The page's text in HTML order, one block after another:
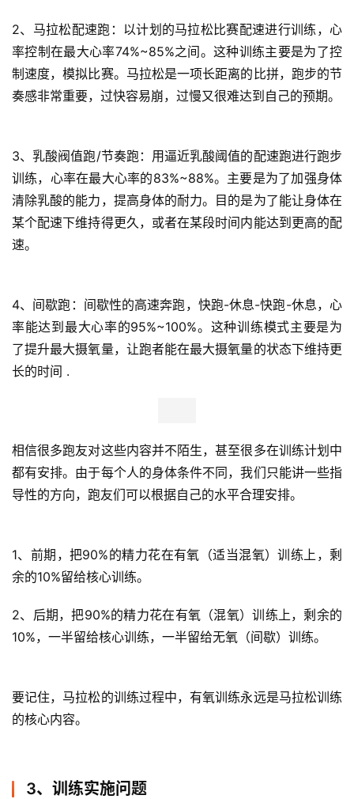
比
观
察
装
备
练
视
频
精
选
运
2、马拉松配速跑：以计划的马拉松比赛配速进行训练，心
率控制在最大心率74%~85%之间。这种训练主要是为了控
制速度，模拟比赛。马拉松是一项长距离的比拼，跑步的节
奏感非常重要，过快容易崩，过慢又很难达到自己的预期。
3、乳酸阀值跑/节奏跑：用逼近乳酸阈值的配速跑进行跑步
训练，心率在最大心率的83%~88%。主要是为了加强身体
清除乳酸的能力，提高身体的耐力。目的是为了能让身体在
某个配速下维持得更久，或者在某段时间内能达到更高的配
速。
4、间歇跑：间歇性的高速奔跑，快跑-休息-快跑-休息，心
率能达到最大心率的95%~100%。这种训练模式主要是为
了提升最大摄氧量，让跑者能在最大摄氧量的状态下维持更
长的时间 .
相信很多跑友对这些内容并不陌生，甚至很多在训练计划中
都有安排。由于每个人的身体条件不同，我们只能讲一些指
导性的方向，跑友们可以根据自己的水平合理安排。
1、前期，把90%的精力花在有氧（适当混氧）训练上，剩
余的10%留给核心训练。
2、后期，把90%的精力花在有氧（混氧）训练上，剩余的
10%，一半留给核心训练，一半留给无氧（间歇）训练。
要记住，马拉松的训练过程中，有氧训练永远是马拉松训练
的核心内容。
3、训练实施问题